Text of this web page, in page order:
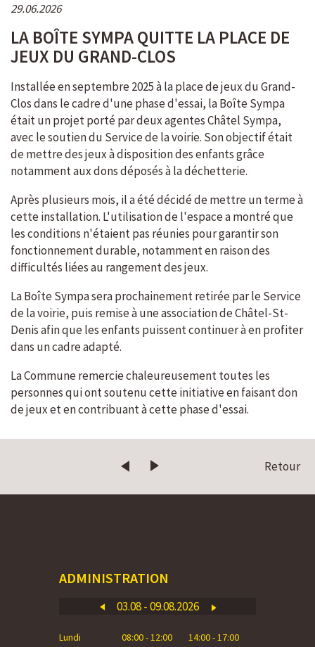
29.06.2026
LA BOÎTE SYMPA QUITTE LA PLACE DE
JEUX DU GRAND-CLOS
Installée en septembre 2025 à la place de jeux du Grand-
Clos dans le cadre d'une phase d'essai, la Boîte Sympa
était un projet porté par deux agentes Châtel Sympa,
avec le soutien du Service de la voirie. Son objectif était
de mettre des jeux à disposition des enfants grâce
notamment aux dons déposés à la déchetterie.
Après plusieurs mois, il a été décidé de mettre un terme à
cette installation. L'utilisation de l'espace a montré que
les conditions n'étaient pas réunies pour garantir son
fonctionnement durable, notamment en raison des
difficultés liées au rangement des jeux.
La Boîte Sympa sera prochainement retirée par le Service
de la voirie, puis remise à une association de Châtel-St-
Denis afin que les enfants puissent continuer à en profiter
dans un cadre adapté.
La Commune remercie chaleureusement toutes les
personnes qui ont soutenu cette initiative en faisant don
de jeux et en contribuant à cette phase d'essai.
Retour
ADMINISTRATION
03.08 - 09.08.2026
Lundi 08:00 - 12:00
14:00 - 17:00